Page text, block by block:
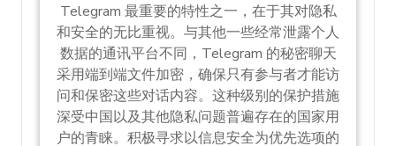
Telegram 最重要的特性之一，在于其对隐私
和安全的无比重视。与其他一些经常泄露个人
数据的通讯平台不同，Telegram 的秘密聊天
采用端到端文件加密，确保只有参与者才能访
问和保密这些对话内容。这种级别的保护措施
深受中国以及其他隐私问题普遍存在的国家用
户的青睐。积极寻求以信息安全为优先选项的